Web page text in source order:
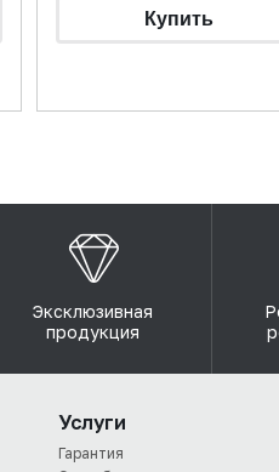
Эксклюзивная
продукция
Услуги
Гарантия